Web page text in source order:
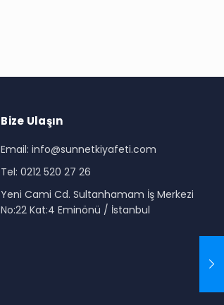
Bize Ulaşın
Email: info@sunnetkiyafeti.com
Tel: 0212 520 27 26
Yeni Cami Cd. Sultanhamam İş Merkezi
No:22 Kat:4 Eminönü / İstanbul